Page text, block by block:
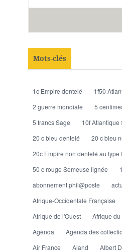
Mots-clés
1c Empire dentelé
1f50
2 guerre mondiale
5
5 francs Sage
10f Atlantique
20 c bleu dentelé
20 c bleu
20c Empire non dentelé au type I
50 c rouge Semeuse lignée
abonnement phil@poste
Afrique-Occidentale Française
Afrique de l'Ouest
Afrique du
Agenda
Agenda des
Air France
Aland Albert